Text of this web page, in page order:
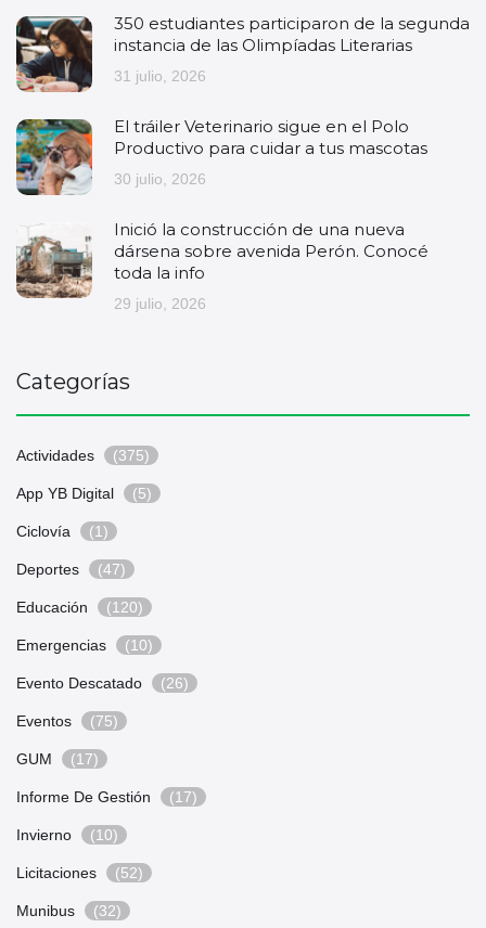
350 estudiantes participaron de la segunda
instancia de las Olimpíadas Literarias
31 julio, 2026
El tráiler Veterinario sigue en el Polo
Productivo para cuidar a tus mascotas
30 julio, 2026
Inició la construcción de una nueva
dársena sobre avenida Perón. Conocé
toda la info
29 julio, 2026
Categorías
Actividades (375)
App YB Digital (5)
Ciclovía (1)
Deportes (47)
Educación (120)
Emergencias (10)
Evento Descatado (26)
Eventos (75)
GUM (17)
Informe De Gestión (17)
Invierno (10)
Licitaciones (52)
Munibus (32)